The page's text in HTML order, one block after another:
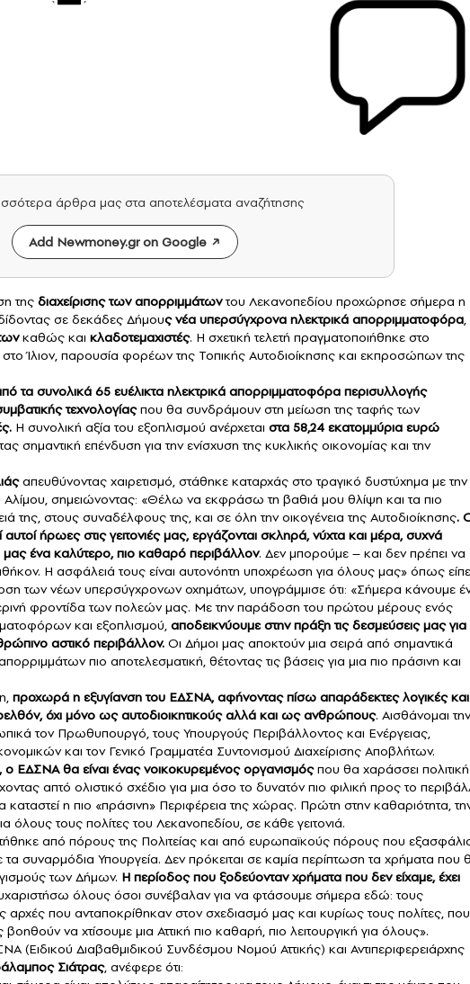
άρθρα μας στα αποτελέσματα αναζήτησης
Add Newmoney.gr on Google
της διαχείρισης των απορριμμάτωντου Λεκανοπεδίου προχώρησε σήμερα η
σε δεκάδες Δήμους νέα υπερσύγχρονα ηλεκτρικά απορριμματοφόρα,
καθώς και κλαδοτεμαχιστές. Η σχετική τελετή πραγματοποιήθηκε στο
Ίλιον, παρουσία φορέων της Τοπικής Αυτοδιοίκησης και εκπροσώπων της
τα συνολικά 65 ευέλικτα ηλεκτρικά απορριμματοφόρα περισυλλογής
τεχνολογίαςπου θα συνδράμουν στη μείωση της ταφής των
Η συνολική αξία του εξοπλισμού ανέρχεται στα 58,24 εκατομμύρια ευρώ
επένδυση για την ενίσχυση της κυκλικής οικονομίας και την
απευθύνοντας χαιρετισμό, στάθηκε καταρχάς στο τραγικό δυστύχημα με την
σημειώνοντας: «Θέλω να εκφράσω τη βαθιά μου θλίψη και τα πιο
της, στους συναδέλφους της, και σε όλη την οικογένεια της Αυτοδιοίκησης.
ήρωες στις γειτονιές μας, εργάζονται σκληρά, νύχτα και μέρα, συχνά
ένα καλύτερο, πιο καθαρό περιβάλλον. Δεν μπορούμε – και δεν πρέπει να
Η ασφάλειά τους είναι αυτονόητη υποχρέωση για όλους μας» όπως
των νέων υπερσύγχρονων οχημάτων, υπογράμμισε ότι: «Σήμερα κάνουμε
φροντίδα των πολεών μας. Με την παράδοση του πρώτου μέρους ενός
και εξοπλισμού, αποδεικνύουμε στην πράξη τις δεσμεύσεις μας
αστικό περιβάλλον. Οι Δήμοι μας αποκτούν μια σειρά από σημαντικά
πιο αποτελεσματική, θέτοντας τις βάσεις για μια πιο πράσινη και
προχωρά η εξυγίανση του ΕΔΣΝΑ, αφήνοντας πίσω απαράδεκτες λογικές και
όχι μόνο ως αυτοδιοικητικούς αλλά και ως ανθρώπους. Αισθάνομαι την
τον Πρωθυπουργό, τους Υπουργούς Περιβάλλοντος και Ενέργειας,
και τον Γενικό Γραμματέα Συντονισμού Διαχείρισης Αποβλήτων.
ΕΔΣΝΑ θα είναι ένας νοικοκυρεμένος οργανισμόςπου θα χαράσσει
απτό ολιστικό σχέδιο για μια όσο το δυνατόν πιο φιλική προς το
καταστεί η πιο «πράσινη» Περιφέρεια της χώρας. Πρώτη στην καθαριότητα,
όλους τους πολίτες του Λεκανοπεδίου, σε κάθε γειτονιά.
από πόρους της Πολιτείας και από ευρωπαϊκούς πόρους που
τα συναρμόδια Υπουργεία. Δεν πρόκειται σε καμία περίπτωση τα χρήματα που
των Δήμων. Η περίοδος που ξοδεύονταν χρήματα που δεν είχαμε, έχει
όλους όσοι συνέβαλαν για να φτάσουμε σήμερα εδώ: τους
αρχές που ανταποκρίθηκαν στον σχεδιασμό μας και κυρίως τους πολίτες,
να χτίσουμε μια Αττική πιο καθαρή, πιο λειτουργική για όλους».
Διαβαθμιδικού Συνδέσμου Νομού Αττικής) και Αντιπεριφερειάρχης
Σιάτρας, ανέφερε ότι: